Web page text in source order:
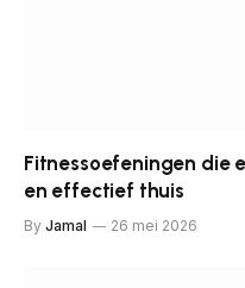
Fitnessoefeningen die
en effectief thuis
By Jamal 26 mei 2026